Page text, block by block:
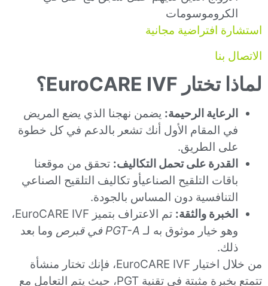
الكروموسومات
استشارة افتراضية مجانية
الاتصال بنا
لماذا تختار EuroCARE IVF؟
الرعاية الرحيمة: يضمن نهجنا الذي يضع المريض
في المقام الأول أنك تشعر بالدعم في كل خطوة
على الطريق.
القدرة على تحمل التكاليف: تحقق من موقعنا
باقات التلقيح الصناعيأو تكاليف التلقيح الصناعي
التنافسية دون المساس بالجودة.
الخبرة والثقة:
تم الاعتراف بتميز EuroCARE IVF،
وهو خيار موثوق به لـ PGT-A في قبرص
وما بعد
ذلك.
من خلال اختيار EuroCARE IVF، فإنك تختار منشأة
تتمتع بخبرة مثبتة في تقنية PGT، حيث يتم التعامل مع